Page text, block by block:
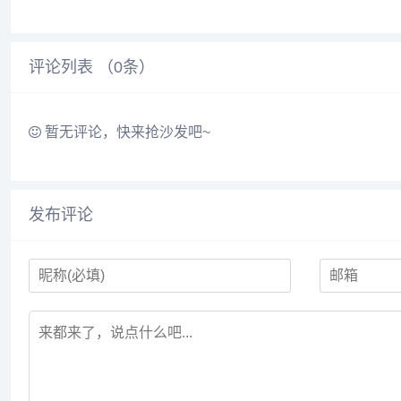
评论列表 （0条）
暂无评论，快来抢沙发吧~
发布评论